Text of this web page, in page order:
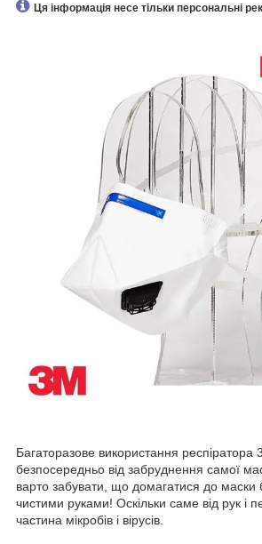
Ця інформація несе тільки персональні
Багаторазове використання респіратора
безпосередньо від забруднення самої
варто забувати, що домагатися до
чистими руками! Оскільки саме від рук і
частина мікробів і вірусів.